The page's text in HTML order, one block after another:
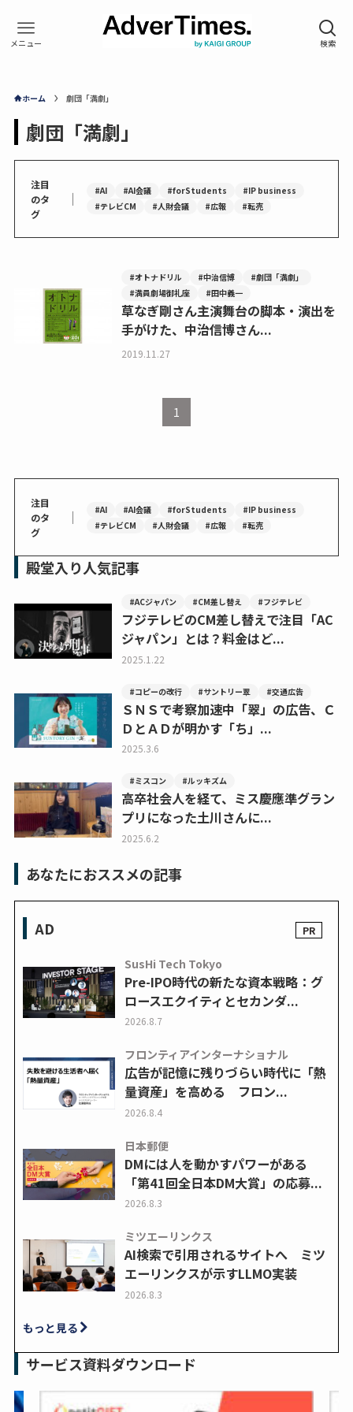
ホーム 劇団「満劇」
劇団「満劇」
注目
のタ
グ
｜ #AI #AI会議 #forStudents
#IP business
#テレビCM
#人財会議 #広報 #転売
#オトナドリル #中治信博
#劇団「満劇」
#満員劇場御礼座
#田中義一
草なぎ剛さん主演舞台の脚本・演出を
手がけた、中治信博さん...
2019.11.27
1
注目
のタ
グ
｜ #AI #AI会議 #forStudents
#IP business
#テレビCM
#人財会議 #広報 #転売
殿堂入り人気記事
#ACジャパン #CM差し替え #フジテレビ
フジテレビのCM差し替えで注目「AC
ジャパン」とは？料金はど...
2025.1.22
#コピーの改行 #サントリー翠 #交通広告
ＳＮＳで考察加速中「翠」の広告、Ｃ
ＤとＡＤが明かす「ち」...
2025.3.6
#ミスコン #ルッキズム
高卒社会人を経て、ミス慶應準グラン
プリになった土川さんに...
2025.6.2
あなたにおススメの記事
AD
SusHi Tech Tokyo
Pre-IPO時代の新たな資本戦略：グ
ロースエクイティとセカンダ...
2026.8.7
フロンティアインターナショナル
広告が記憶に残りづらい時代に「熱
量資産」を高める フロン...
2026.8.4
日本郵便
DMには人を動かすパワーがある
「第41回全日本DM大賞」の応募...
2026.8.3
ミツエーリンクス
AI検索で引用されるサイトへ ミツ
エーリンクスが示すLLMO実装
2026.8.3
もっと見る
サービス資料ダウンロード